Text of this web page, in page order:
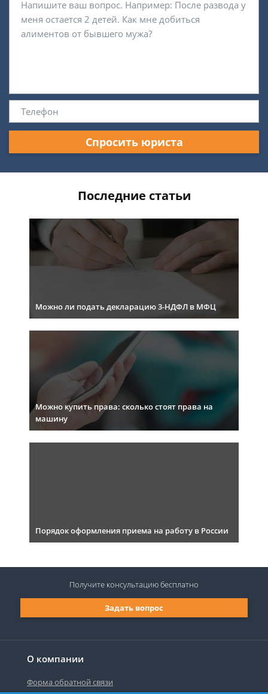
Спросить юриста
Последние статьи
Можно ли подать декларацию 3-НДФЛ в МФЦ
Можно купить права: сколько стоят права на
машину
Порядок оформления приема на работу в России
О компании
Форма обратной связи
Задать вопрос
Получите консультациюбесплатно